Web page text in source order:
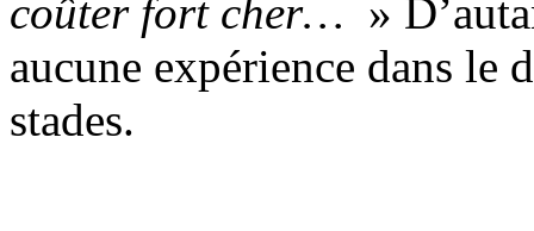
coûter fort cher… »
aucune expérience dans le
stades.